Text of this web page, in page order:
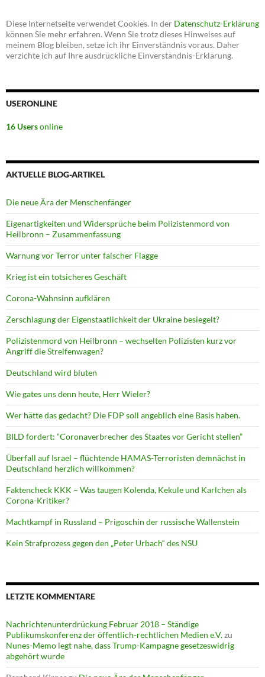
Diese Internetseite verwendet Cookies. In der Datenschutz-Erklärung
können Sie mehr erfahren. Wenn Sie trotz dieses Hinweises auf
meinem Blog bleiben, setze ich ihr Einverständnis voraus. Daher
verzichte ich auf Ihre ausdrückliche Einverständnis-Erklärung.
USERONLINE
16 Usersonline
AKTUELLE BLOG-ARTIKEL
Die neue Ära der Menschenfänger
Eigenartigkeiten und Widersprüche beim Polizistenmord von
Heilbronn – Zusammenfassung
Warnung vor Terror unter falscher Flagge
Krieg ist ein totsicheres Geschäft
Corona-Wahnsinn aufklären
Zerschlagung der Eigenstaatlichkeit der Ukraine besiegelt?
Polizistenmord von Heilbronn – wechselten Polizisten kurz vor
Angriff die Streifenwagen?
Deutschland wird bluten
Wie gates uns denn heute, Herr Wieler?
Wer hätte das gedacht? Die FDP soll angeblich eine Basis haben.
BILD fordert: “Coronaverbrecher des Staates vor Gericht stellen”
Überfall auf Israel – flüchtende HAMAS-Terroristen demnächst in
Deutschland herzlich willkommen?
Faktencheck KKK – Was taugen Kolenda, Kekule und Karlchen als
Corona-Kritiker?
Machtkampf in Russland – Prigoschin der russische Wallenstein
Kein Strafprozess gegen den „Peter Urbach“ des NSU
LETZTE KOMMENTARE
Nachrichtenunterdrückung Februar 2018 – Ständige
Publikumskonferenz der öffentlich-rechtlichen Medien e.V.zu
Nunes-Memo legt nahe, dass Trump-Kampagne gesetzeswidrig
abgehört wurde